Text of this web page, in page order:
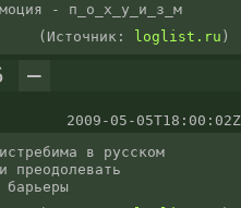
- п_о_х_у_и_з_м
(Источник:
loglist.ru )
–
2009-05-05T18:00:02Z
в русском
преодолевать
барьеры